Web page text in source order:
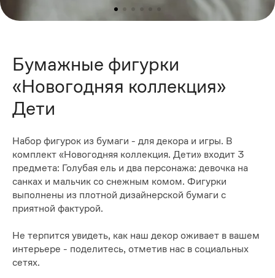
Бумажные фигурки
«Новогодняя коллекция»
Дети
Набор фигурок из бумаги - для декора и игры. В
комплект «Новогодняя коллекция. Дети» входит 3
предмета: Голубая ель и два персонажа: девочка на
санках и мальчик со снежным комом. Фигурки
выполнены из плотной дизайнерской бумаги с
приятной фактурой.
Не терпится увидеть, как наш декор оживает в вашем
интерьере - поделитесь, отметив нас в социальных
сетях.